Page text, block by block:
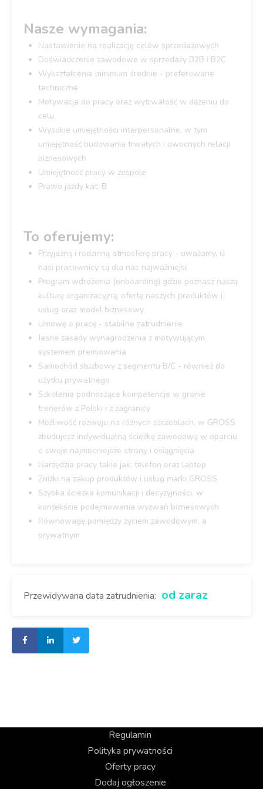
Nasze wymagania:
Nastawienie na realizację celów sprzedażowych
Doświadczenie zawodowe w sprzedaży B2B i B2C
Wykształcenie minimum średnie - preferowane
techniczne
Motywacja do pracy oraz wytrwałość w dążeniu do
celu
Wysokie umiejętności interpersonalne, w tym
umiejętność budowania trwałych i owocnych relacji
biznesowych
Umiejętność pracy w zespole
Prawo jazdy kat. B
To oferujemy:
Przyjazną i rodzinną atmosferę pracy - uważamy, iż
nasi pracownicy są dla nas najważniejsi
Program wdrożenia (onboarding) gdzie poznasz naszą
kulturę organizacyjną, ofertę naszych produktów i
usług oraz model biznesowy
Umowę o pracę - stabilne zatrudnienie
Jasne zasady wynagrodzenia z motywującym
systemem premiowania
Samochód służbowy z segmentu B/C - również do
użytku prywatnego
Szkolenia podnoszące kompetencje w gronie
trenerów z Polski i z zagranicy
Możliwość rozwoju na różnych szczeblach, w GROSS
zbudujesz indywidualną ścieżkę zawodową w oparciu
o swoje najmocniejsze strony i osiągnięcia
Narzędzia pracy takie jak: telefon oraz laptop
Zniżki na zakup produktów i usług marki GROSS
Szybka ścieżka komunikacji i decyzyjności, w
kontekście podejmowania wyzwań biznesowych
Równowagę pomiędzy życiem zawodowym, a
prywatnym
Przewidywana data zatrudnienia: od zaraz
Regulamin
Polityka prywatności
Oferty pracy
Dodaj ogłoszenie